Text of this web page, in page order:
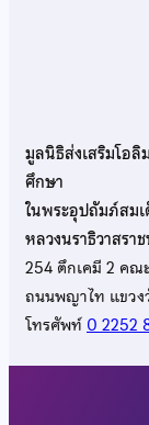
มูลนิธิส่งเสริมโอ
ศึกษา
ในพระอุปถัมภ์สม
หลวงนราธิวาสรา
254 ตึกเคมี 2 คณ
ถนนพญาไท แขวง
โทรศัพท์0 2252